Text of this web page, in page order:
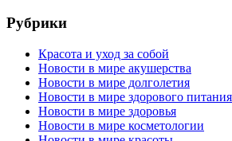
Рубрики
Красота и уход за собой
Новости в мире акушерства
Новости в мире долголетия
Новости в мире здорового питания
Новости в мире здоровья
Новости в мире косметологии